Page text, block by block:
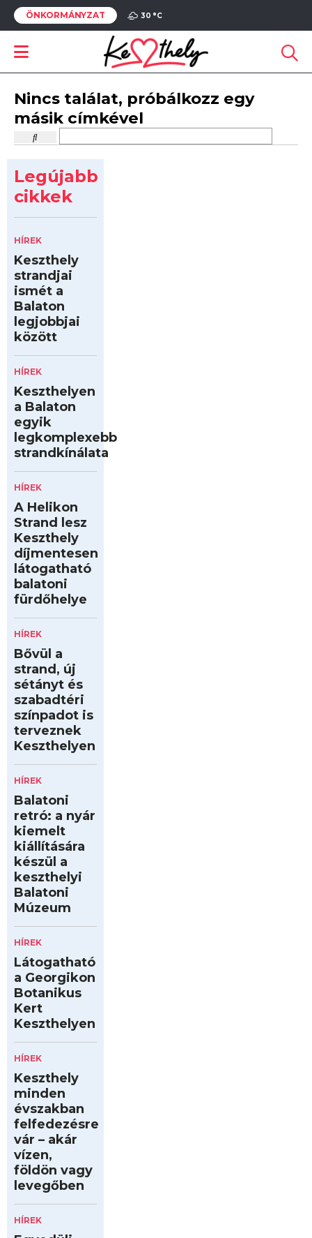
ÖNKORMÁNYZAT 30 °C
Nincs találat, próbálkozz egy
másik címkével
Legújabb
cikkek
HÍREK
Keszthely
strandjai
ismét a
Balaton
legjobbjai
között
HÍREK
Keszthelyen
a Balaton
egyik
legkomplexebb
strandkínálata
HÍREK
A Helikon
Strand lesz
Keszthely
díjmentesen
látogatható
balatoni
fürdőhelye
HÍREK
Bővül a
strand, új
sétányt és
szabadtéri
színpadot is
terveznek
Keszthelyen
HÍREK
Balatoni
retró: a nyár
kiemelt
kiállítására
készül a
keszthelyi
Balatoni
Múzeum
HÍREK
Látogatható
a Georgikon
Botanikus
Kert
Keszthelyen
HÍREK
Keszthely
minden
évszakban
felfedezésre
vár – akár
vízen,
földön vagy
levegőben
HÍREK